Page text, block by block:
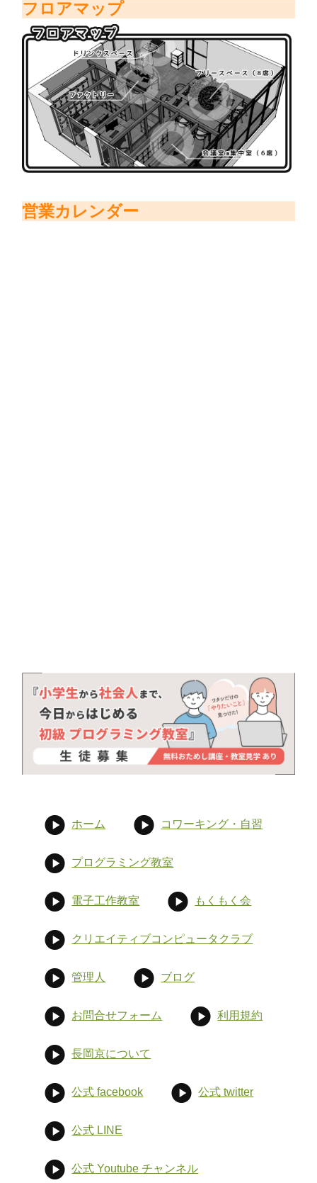
フロアマップ
営業カレンダー
ホーム コワーキング・自習
プログラミング教室
電子工作教室 もくもく会
クリエイティブコンピュータクラブ
管理人 ブログ
お問合せフォーム 利用規約
長岡京について
公式 facebook 公式 twitter
公式 LINE
公式 Youtube チャンネル